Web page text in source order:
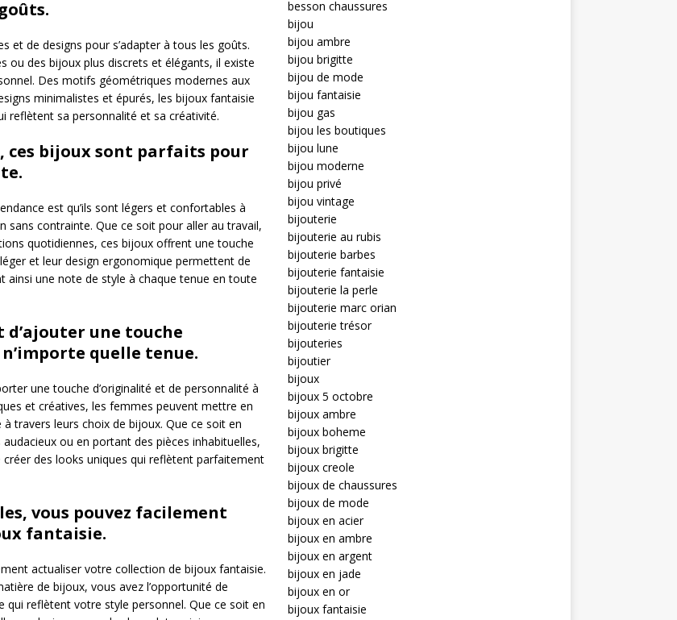
et de designs pour s’adapter à tous les goûts.
ou des bijoux plus discrets et élégants, il existe
Des motifs géométriques modernes aux
minimalistes et épurés, les bijoux fantaisie
reflètent sa personnalité et sa créativité.
ces bijoux sont parfaits pour
est qu’ils sont légers et confortables à
sans contrainte. Que ce soit pour aller au travail,
quotidiennes, ces bijoux offrent une touche
et leur design ergonomique permettent de
une note de style à chaque tenue en toute
une touche
quelle tenue.
une touche d’originalité et de personnalité à
et créatives, les femmes peuvent mettre en
travers leurs choix de bijoux. Que ce soit en
ou en portant des pièces inhabituelles,
des looks uniques qui reflètent parfaitement
vous pouvez facilement
fantaisie.
actualiser votre collection de bijoux fantaisie.
de bijoux, vous avez l’opportunité de
qui reflètent votre style personnel. Que ce soit en
besson chaussures
bijou
bijou ambre
bijou brigitte
bijou de mode
bijou fantaisie
bijou gas
bijou les boutiques
bijou lune
bijou moderne
bijou privé
bijou vintage
bijouterie
bijouterie au rubis
bijouterie barbes
bijouterie fantaisie
bijouterie la perle
bijouterie marc orian
bijouterie trésor
bijouteries
bijoutier
bijoux
bijoux 5 octobre
bijoux ambre
bijoux boheme
bijoux brigitte
bijoux creole
bijoux de chaussures
bijoux de mode
bijoux en acier
bijoux en ambre
bijoux en argent
bijoux en jade
bijoux en or
bijoux fantaisie